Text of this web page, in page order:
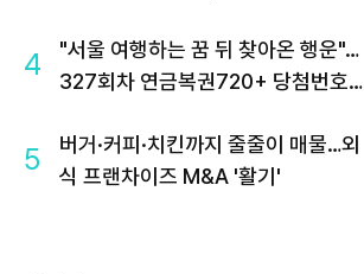
4
"서울 여행하는 꿈 뒤 찾아온 행운"…
327회차 연금복권720+ 당첨번호조
5
버거·커피·치킨까지 줄줄이 매물…외
식 프랜차이즈 M&A '활기'